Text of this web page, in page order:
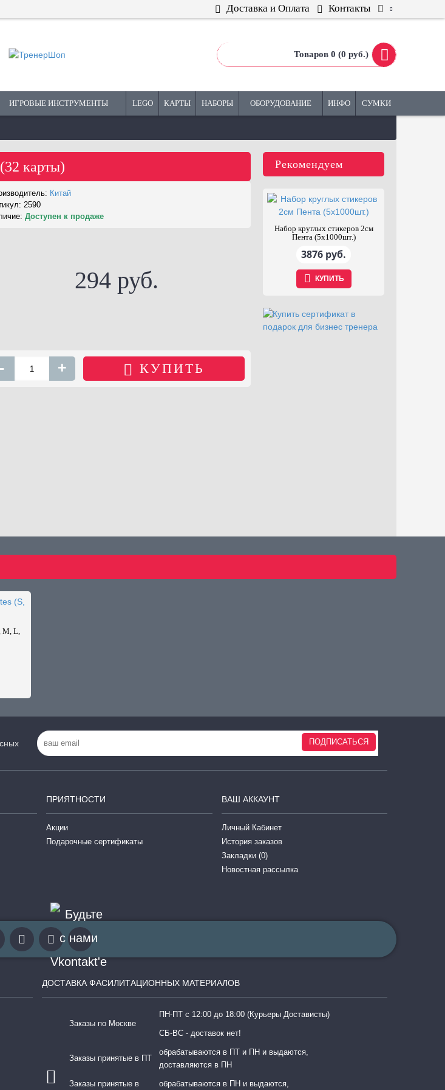
Доставка и Оплата Контакты
Товаров 0 (0 руб.)
ИГРОВЫЕ ИНСТРУМЕНТЫ LEGO КАРТЫ НАБОРЫ ОБОРУДОВАНИЕ ИНФО СУМКИ
Рекомендуем
Стена клейкая
фасилитационная Зелёная
1300 руб.
карты)
Китай
2590
Доступен к продаже
294 руб.
- + КУПИТЬ
M, L,
ПОДПИСАТЬСЯ
ПРИЯТНОСТИ
Акции
Подарочные сертификаты
ВАШ АККАУНТ
Личный Кабинет
История заказов
Закладки (0)
Новостная рассылка
ДОСТАВКА ФАСИЛИТАЦИОННЫХ МАТЕРИАЛОВ
Заказы по Москве
ПН-ПТ с 12:00 до 18:00 (Курьеры Достависты)
СБ-ВС - доставок нет!
Заказы принятые в ПТ
обрабатываются в ПТ и ПН и выдаются,
доставляются в ПН
Заказы принятые в обрабатываются в ПН и выдаются,